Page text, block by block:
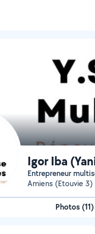
Igor Iba
Entrepreneur
Amiens (Etouvie 3)
Photos (11)